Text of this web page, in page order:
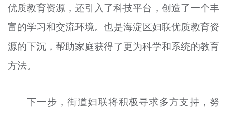
优质教育资源，还引入了科技平台，创造了一个丰
富的学习和交流环境。也是海淀区妇联优质教育资
源的下沉，帮助家庭获得了更为科学和系统的教育
方法。
下一步，街道妇联将积极寻求多方支持，努